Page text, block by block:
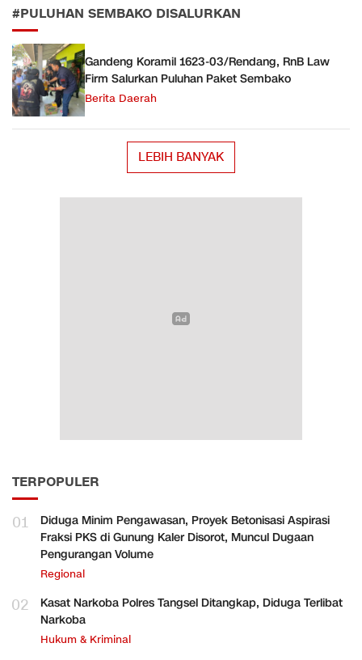
#PULUHAN SEMBAKO DISALURKAN
Gandeng Koramil 1623-03/Rendang, RnB Law
Firm Salurkan Puluhan Paket Sembako
Berita Daerah
LEBIH BANYAK
TERPOPULER
01
Diduga Minim Pengawasan, Proyek Betonisasi Aspirasi
Fraksi PKS di Gunung Kaler Disorot, Muncul Dugaan
Pengurangan Volume
Regional
02
Kasat Narkoba Polres Tangsel Ditangkap, Diduga Terlibat
Narkoba
Hukum & Kriminal